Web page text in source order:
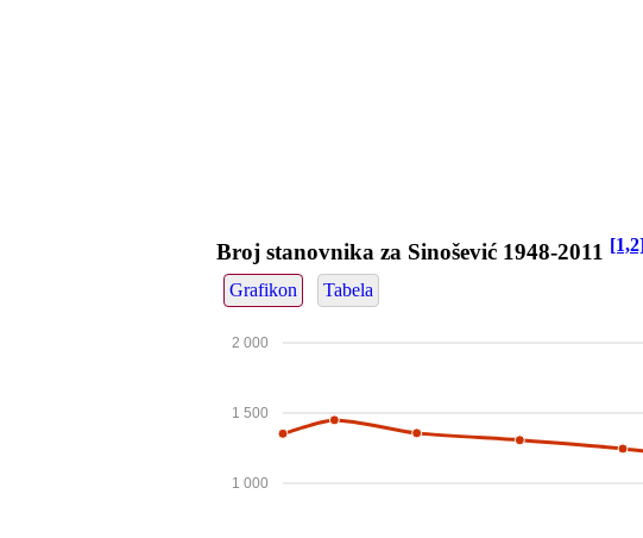
Broj stanovnika za Sinošević 1948-2011
Grafikon Tabela
1 000
1 500
2 000